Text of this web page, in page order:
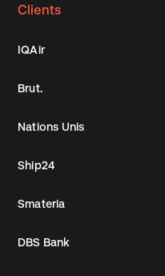
Clients
IQAir
Brut.
Nations Unis
Ship24
Smateria
DBS Bank